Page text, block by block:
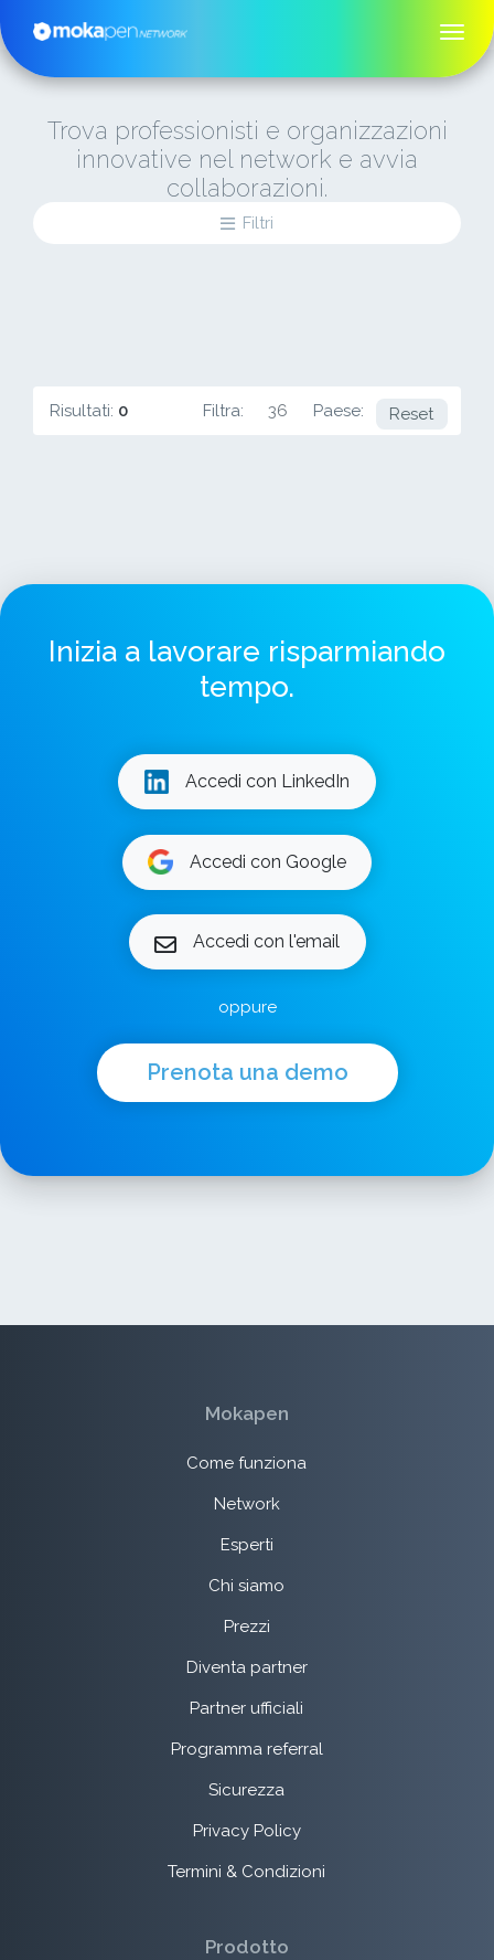
Trova professionisti e organizzazioni
innovative nel network e avvia
collaborazioni.
Filtri
Risultati: 0 Filtra: 36 Paese: FR
Reset
Inizia a lavorare risparmiando
tempo.
Accedi con LinkedIn
Accedi con Google
Accedi con l'email
oppure
Prenota una demo
Mokapen
Come funziona
Network
Esperti
Chi siamo
Prezzi
Diventa partner
Partner ufficiali
Programma referral
Sicurezza
Privacy Policy
Termini & Condizioni
Prodotto